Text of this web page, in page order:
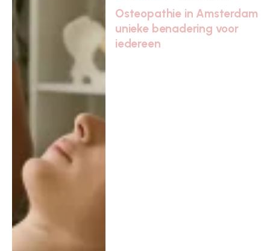
Osteopathie in Amsterdam
unieke benadering voor
iedereen